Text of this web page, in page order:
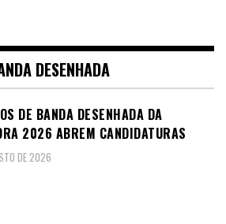
DESENHADA
DE BANDA DESENHADA DA
2026 ABREM CANDIDATURAS
DE 2026